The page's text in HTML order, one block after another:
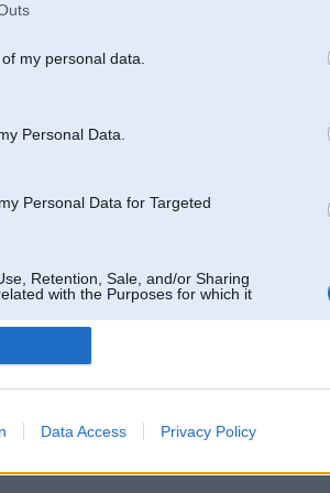
my personal data.
Personal Data.
Personal Data for Targeted
Retention, Sale, and/or Sharing
with the Purposes for which it
Data Access Privacy Policy